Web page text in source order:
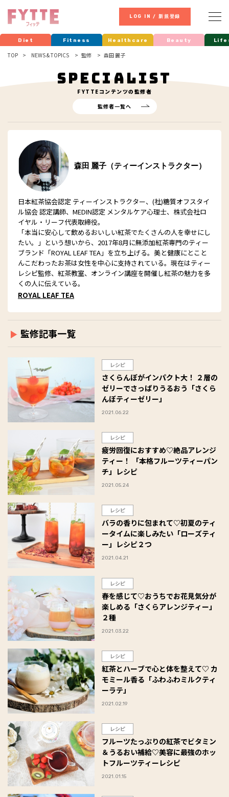
LOG IN / 新規登録
Diet Fitness Healthcare Beauty
TOP NEWS & TOPICS 監修 森田 麗子
SPECIALIST
FYTTE コンテンツの監修者
監修者一覧へ
森田 麗子（ティーインストラクター）
日本紅茶協会認定 ティーインストラクター、(社)糖質オフスタイ
ル協会 認定講師、MEDIN認定 メンタルケア心理士、株式会社ロ
イヤル・リーフ代表取締役。
「本当に安心して飲めるおいしい紅茶でたくさんの人を幸せにし
たい。」という想いから、2017年8月に無添加紅茶専門のティー
ブランド「ROYAL LEAF TEA」を立ち上げる。美と健康にとこと
んこだわったお茶は女性を中心に支持されている。現在はティー
レシピ監修、紅茶教室、オンライン講座を開催し紅茶の魅力を多
くの人に伝えている。
ROYAL LEAF TEA
監修記事一覧
レシピ
さくらんぼがインパクト大！ ２層の
ゼリーでさっぱりうるおう「さくら
んぼティーゼリー」
2021.06.22
レシピ
疲労回復におすすめ♡絶品アレンジ
ティー！ 「本格フルーツティーパン
チ」レシピ
2021.05.24
レシピ
バラの香りに包まれて♡初夏のティ
ータイムに楽しみたい「ローズティ
ー」レシピ２つ
2021.04.21
レシピ
春を感じて♡おうちでお花見気分が
楽しめる「さくらアレンジティー」
２種
2021.03.22
レシピ
紅茶とハーブで心と体を整えて♡ カ
モミール香る「ふわふわミルクティ
ーラテ」
2021.02.19
レシピ
フルーツたっぷりの紅茶でビタミン
＆うるおい補給♡美容に最強のホッ
トフルーツティーレシピ
2021.01.15